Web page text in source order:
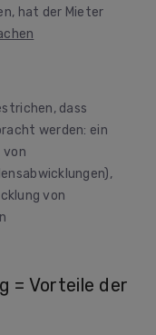
hat der Mieter
dass
werden: ein
von
von
= Vorteile der